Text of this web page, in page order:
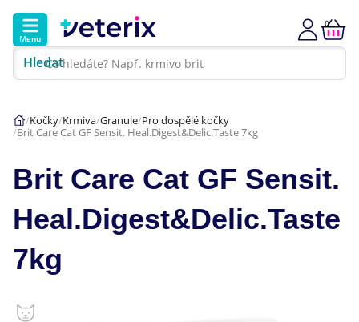
Menu
Hledat
0
Hlavní kategorie
Akce
Psi
Kočky
Veterinární diety
Kočky Krmiva Granule Pro dospělé kočky
Brit Care Cat GF Sensit. Heal.Digest&Delic.Taste 7kg
Brit Care Cat GF Sensit.
Heal.Digest&Delic.Taste
7kg